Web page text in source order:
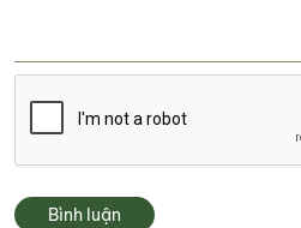
Bình luận